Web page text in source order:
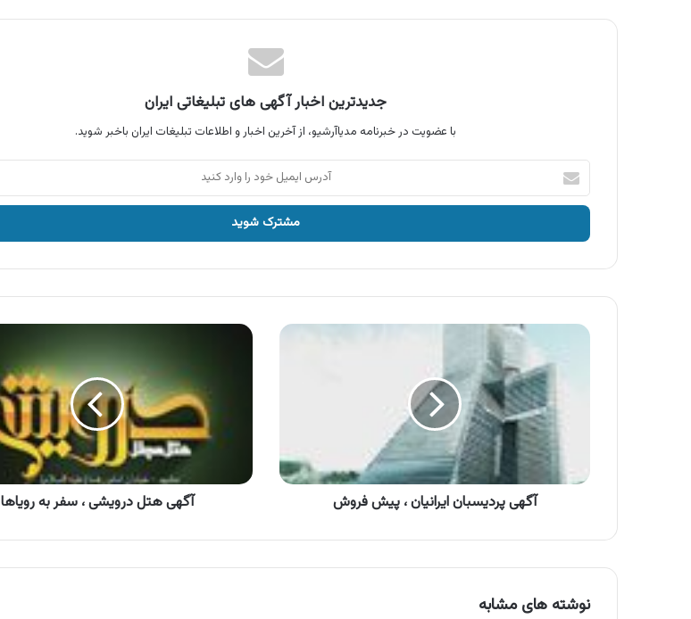
جدیدترین اخبار آگهی های تبلیغاتی ایران
با عضویت در خبرنامه مدیاآرشیو، از آخرین اخبار و اطلاعات تبلیغات ایران باخبر شوید.
آدرس
ایمیل
خود
وارد
آگهی
آگهی پردیسبان ایرانیان ، پیش فروش
آگهی
آگهی هتل درویشی ، سفر به رویاها
نوشته های مشابه